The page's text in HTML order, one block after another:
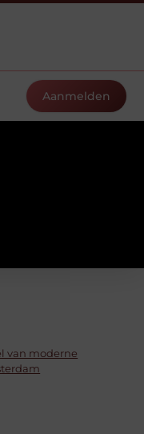
Aanmelden
van moderne